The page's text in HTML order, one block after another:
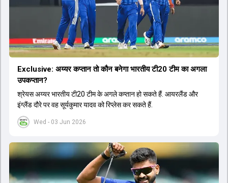
Wed - 03 Jun 2026
Exclusive: अय्यर कप्तान तो कौन बनेगा भारतीय टी20 टीम का अगला
उपकप्तान?
श्रेयस अय्यर भारतीय टी20 टीम के अगले कप्तान हो सकते हैं. आयरलैंड और
इंग्लैंड दौरे पर वह सूर्यकुमार यादव को रिप्लेस कर सकते हैं.